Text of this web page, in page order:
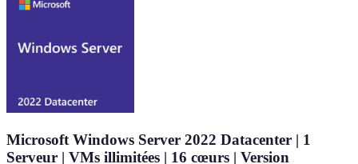
Microsoft Windows Server 2022 Datacenter | 1
Serveur | VMs illimitées | 16 cœurs | Version